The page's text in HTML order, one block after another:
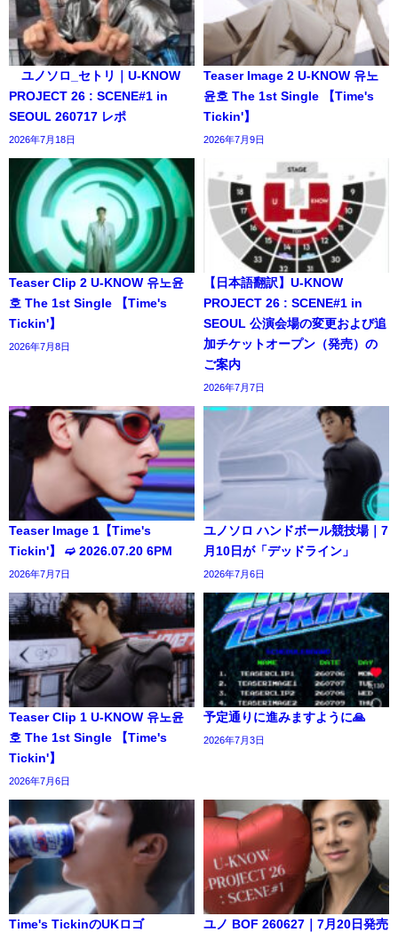
ユノソロ_セトリ｜U-KNOW
PROJECT 26 : SCENE#1 in
SEOUL 260717 レポ
2026年7月18日
Teaser Image 2 U-KNOW 유노
윤호 The 1st Single 【Time's
Tickin'】
2026年7月9日
Teaser Clip 2 U-KNOW 유노윤
호 The 1st Single 【Time's
Tickin'】
2026年7月8日
【日本語翻訳】U-KNOW
PROJECT 26 : SCENE#1 in
SEOUL 公演会場の変更および追
加チケットオープン（発売）の
ご案内
2026年7月7日
Teaser Image 1【Time's
Tickin'】 ➫ 2026.07.20 6PM
2026年7月7日
ユノソロ ハンドボール競技場｜7
月10日が「デッドライン」
2026年7月6日
Teaser Clip 1 U-KNOW 유노윤
호 The 1st Single 【Time's
Tickin'】
2026年7月6日
予定通りに進みますように🙏
2026年7月3日
Time's TickinのUKロゴ ユノ BOF 260627｜7月20日発売